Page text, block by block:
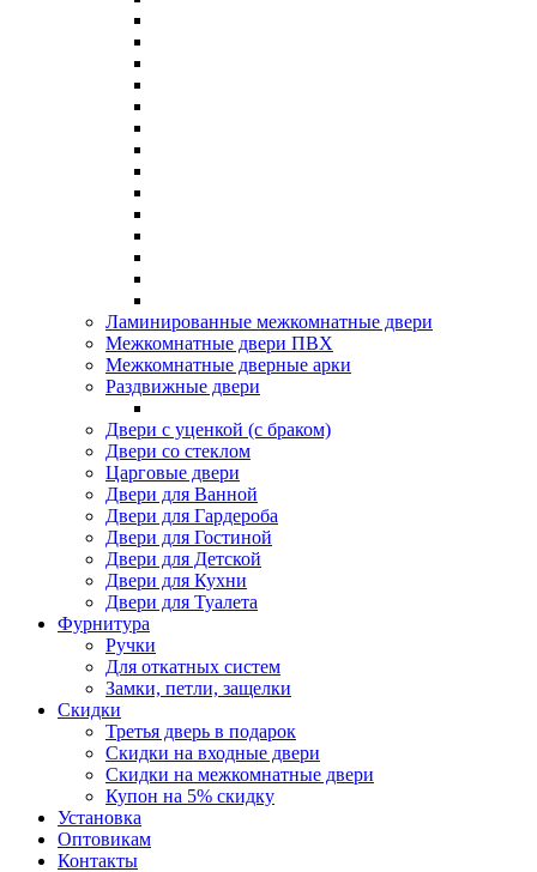
Ламинированные межкомнатные двери
Межкомнатные двери ПВХ
Межкомнатные дверные арки
Раздвижные двери
Двери с уценкой (с браком)
Двери со стеклом
Царговые двери
Двери для Ванной
Двери для Гардероба
Двери для Гостиной
Двери для Детской
Двери для Кухни
Двери для Туалета
Фурнитура
Ручки
Для откатных систем
Замки, петли, защелки
Скидки
Третья дверь в подарок
Скидки на входные двери
Скидки на межкомнатные двери
Купон на 5% скидку
Установка
Оптовикам
Контакты